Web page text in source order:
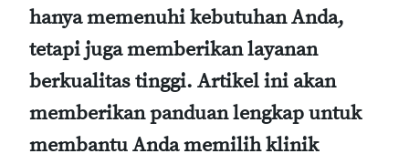
hanya memenuhi kebutuhan Anda,
tetapi juga memberikan layanan
berkualitas tinggi. Artikel ini akan
memberikan panduan lengkap untuk
membantu Anda memilih klinik